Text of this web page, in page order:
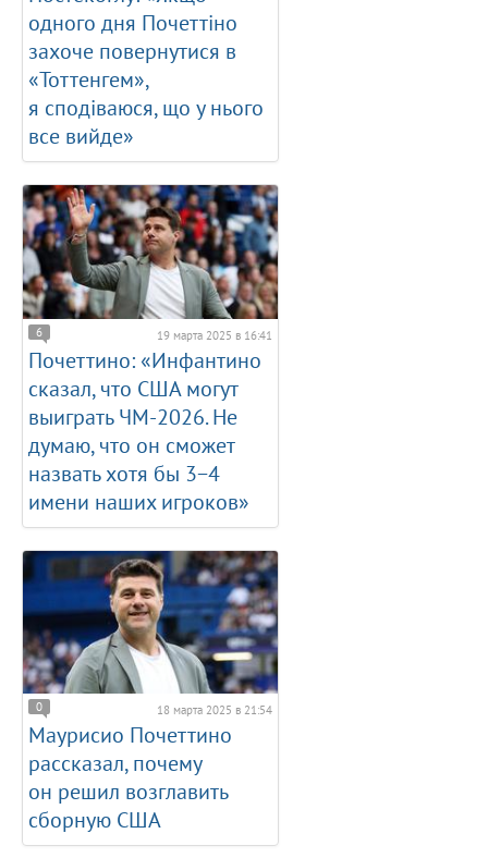
одного дня Почеттіно
захоче повернутися в
«Тоттенгем»,
я сподіваюся, що у нього
все вийде»
6 19 марта 2025 в 16:41
Почеттино: «Инфантино
сказал, что США могут
выиграть ЧМ-2026. Не
думаю, что он сможет
назвать хотя бы 3−4
имени наших игроков»
0 18 марта 2025 в 21:54
Маурисио Почеттино
рассказал, почему
он решил возглавить
сборную США